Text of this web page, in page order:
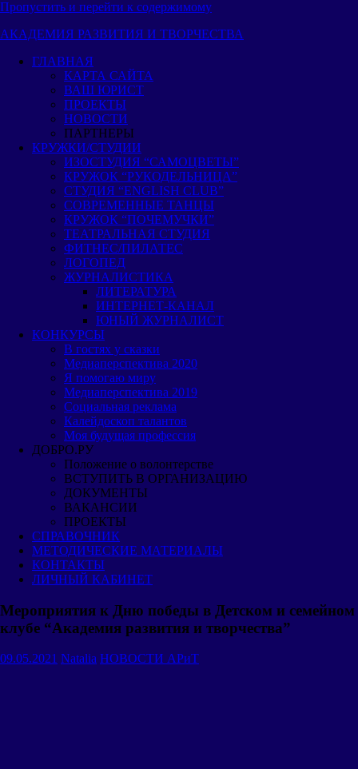
Пропустить и перейти к содержимому
АКАДЕМИЯ РАЗВИТИЯ И ТВОРЧЕСТВА
ГЛАВНАЯ
КАРТА САЙТА
ВАШ ЮРИСТ
ПРОЕКТЫ
НОВОСТИ
ПАРТНЕРЫ
КРУЖКИ/СТУДИИ
ИЗОСТУДИЯ “САМОЦВЕТЫ”
КРУЖОК “РУКОДЕЛЬНИЦА”
СТУДИЯ “ENGLISH CLUB”
СОВРЕМЕННЫЕ ТАНЦЫ
КРУЖОК “ПОЧЕМУЧКИ”
ТЕАТРАЛЬНАЯ СТУДИЯ
ФИТНЕС/ПИЛАТЕС
ЛОГОПЕД
ЖУРНАЛИСТИКА
ЛИТЕРАТУРА
ИНТЕРНЕТ-КАНАЛ
ЮНЫЙ ЖУРНАЛИСТ
КОНКУРСЫ
В гостях у сказки
Медиаперспектива 2020
Я помогаю миру
Медиаперспектива 2019
Cоциальная реклама
Калейдоскоп талантов
Моя будущая профессия
ДОБРО.РУ
Положение о волонтерстве
ВСТУПИТЬ В ОРГАНИЗАЦИЮ
ДОКУМЕНТЫ
ВАКАНСИИ
ПРОЕКТЫ
СПРАВОЧНИК
МЕТОДИЧЕСКИЕ МАТЕРИАЛЫ
КОНТАКТЫ
ЛИЧНЫЙ КАБИНЕТ
Мероприятия к Дню победы в Детском и семейном
клубе “Академия развития и творчества”
09.05.2021 Natalia НОВОСТИ АРиТ